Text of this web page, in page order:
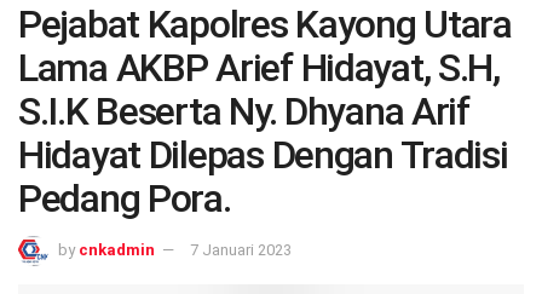
Pejabat Kapolres Kayong Utara
Lama AKBP Arief Hidayat, S.H,
S.I.K Beserta Ny. Dhyana Arif
Hidayat Dilepas Dengan Tradisi
Pedang Pora.
by cnkadmin 7 Januari 2023